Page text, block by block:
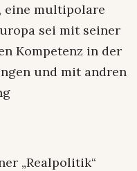
eine multipolare
sei mit seiner
Kompetenz in der
und mit andren
„Realpolitik“